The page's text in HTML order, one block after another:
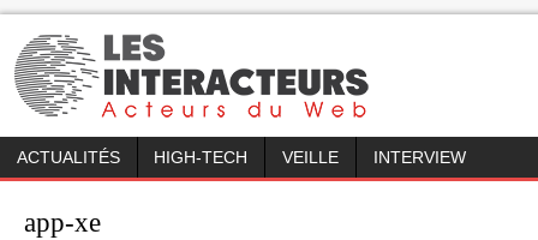
ACTUALITÉS HIGH-TECH VEILLE INTERVIEW
app-xe